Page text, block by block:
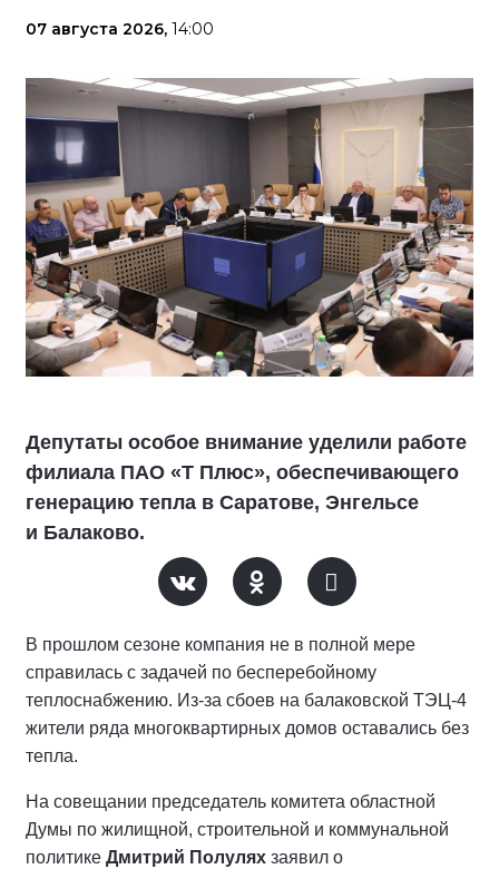
07 августа 2026, 14:00
Депутаты особое внимание уделили работе
филиала ПАО «Т Плюс», обеспечивающего
генерацию тепла в Саратове, Энгельсе
и Балаково.
В прошлом сезоне компания не в полной мере
справилась с задачей по бесперебойному
теплоснабжению. Из-за сбоев на балаковской ТЭЦ-4
жители ряда многоквартирных домов оставались без
тепла.
На совещании председатель комитета областной
Думы по жилищной, строительной и коммунальной
политике Дмитрий Полулях заявил о